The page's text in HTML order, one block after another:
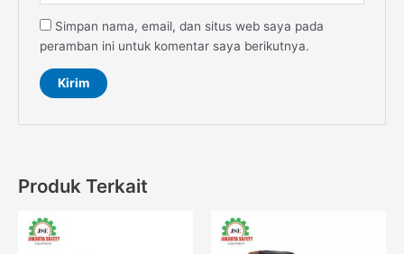
Simpan nama, email, dan situs web saya pada
peramban ini untuk komentar saya berikutnya.
Produk Terkait